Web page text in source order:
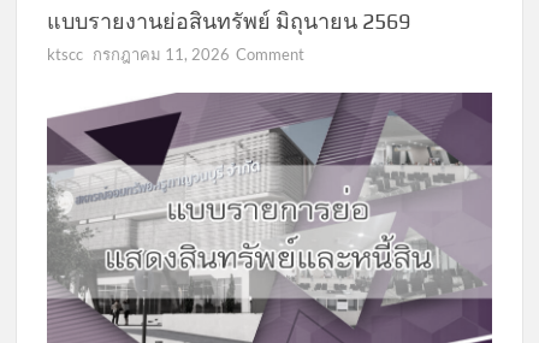
แบบรายงานย่อสินทรัพย์ มิถุนายน 2569
ktscc กรกฎาคม 11, 2026 Commenton
รายงาน
สินทรัพย์
มิถุนายน
2569